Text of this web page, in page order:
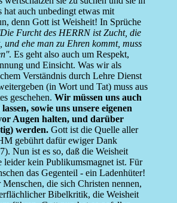
hat auch unbedingt etwas mit
denn Gott ist Weisheit! In Sprüche
Furcht des HERRN ist Zucht, die
und ehe man zu Ehren kommt, muss
. Es geht also auch um Respekt,
und Einsicht. Was wir als
Verständnis durch Lehre Dienst
(in Wort und Tat) muss aus
geschehen. Wir müssen uns auch
sowie uns unsere eigenen
Augen halten, und darüber
werden.Gott ist die Quelle aller
gebührt dafür ewiger Dank
Nun ist es so, daß die Weisheit
leider kein Publikumsmagnet ist. Für
das Gegenteil - ein Ladenhüter!
die sich Christen nennen,
Bibelkritik, die Weisheit